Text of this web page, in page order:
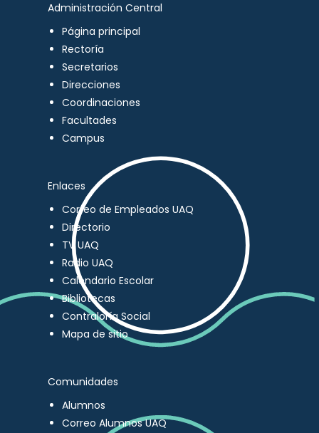
Administración Central
Página principal
Rectoría
Secretarios
Direcciones
Coordinaciones
Facultades
Campus
Enlaces
Correo de Empleados UAQ
Directorio
TV UAQ
Radio UAQ
Calendario Escolar
Bibliotecas
Contraloría Social
Mapa de sitio
Comunidades
Alumnos
Correo Alumnos UAQ